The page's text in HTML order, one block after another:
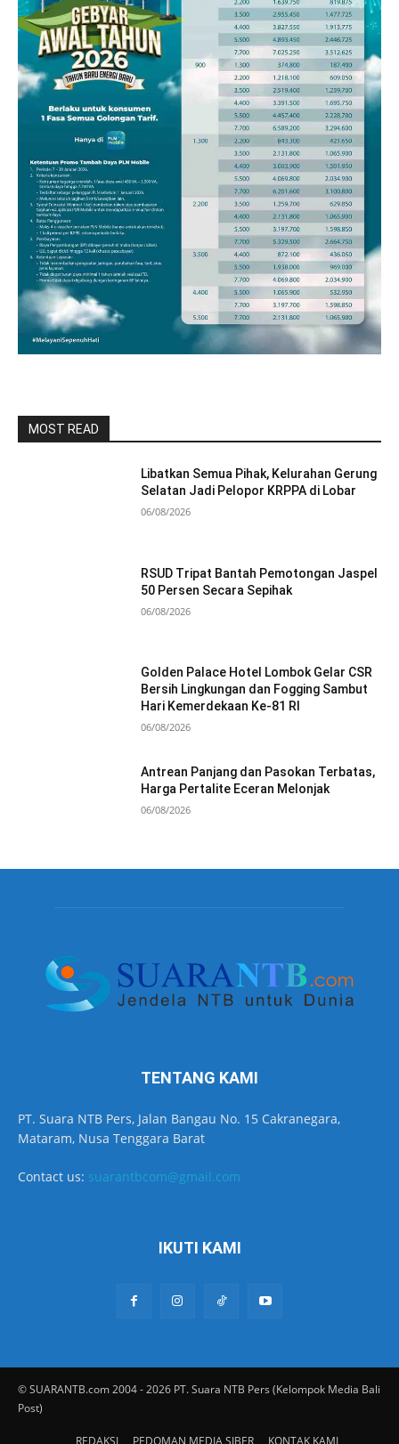
MOST READ
Libatkan Semua Pihak, Kelurahan Gerung
Selatan Jadi Pelopor KRPPA di Lobar
06/08/2026
RSUD Tripat Bantah Pemotongan Jaspel
50 Persen Secara Sepihak
06/08/2026
Golden Palace Hotel Lombok Gelar CSR
Bersih Lingkungan dan Fogging Sambut
Hari Kemerdekaan Ke-81 RI
06/08/2026
Antrean Panjang dan Pasokan Terbatas,
Harga Pertalite Eceran Melonjak
06/08/2026
TENTANG KAMI
PT. Suara NTB Pers, Jalan Bangau No. 15 Cakranegara,
Mataram, Nusa Tenggara Barat
Contact us: suarantbcom@gmail.com
IKUTI KAMI
© SUARANTB.com 2004 - 2026 PT. Suara NTB Pers (Kelompok Media Bali
Post)